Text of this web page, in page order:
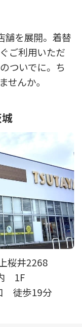
舗を展開。着替
ご利用いただ
ついでに。ち
せんか。
桜井2268
1F
徒歩19分